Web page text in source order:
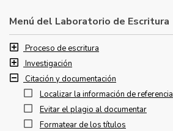
Menú del Laboratorio de Escritura
Proceso de escritura
Investigación
Citación y documentación
Localizar la información de referencia
Evitar el plagio al documentar
Formatear de los títulos